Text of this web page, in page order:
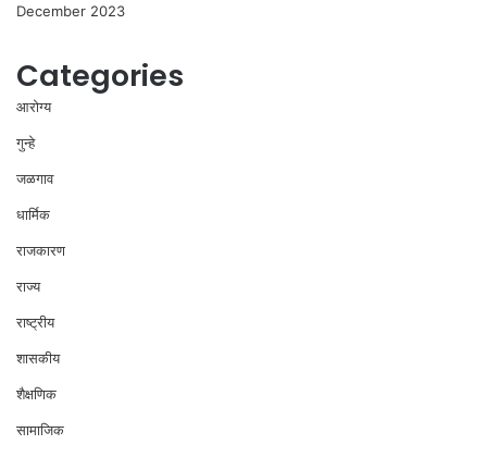
December 2023
Categories
आरोग्य
गुन्हे
जळगाव
धार्मिक
राजकारण
राज्य
राष्ट्रीय
शासकीय
शैक्षणिक
सामाजिक